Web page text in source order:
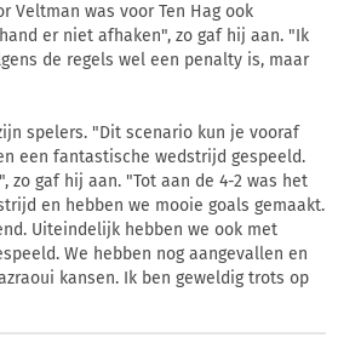
Veltman was voor Ten Hag ook
er niet afhaken", zo gaf hij aan. "Ik
de regels wel een penalty is, maar
spelers. "Dit scenario kun je vooraf
een fantastische wedstrijd gespeeld.
zo gaf hij aan. "Tot aan de 4-2 was het
en hebben we mooie goals gemaakt.
Uiteindelijk hebben we ook met
We hebben nog aangevallen en
kansen. Ik ben geweldig trots op